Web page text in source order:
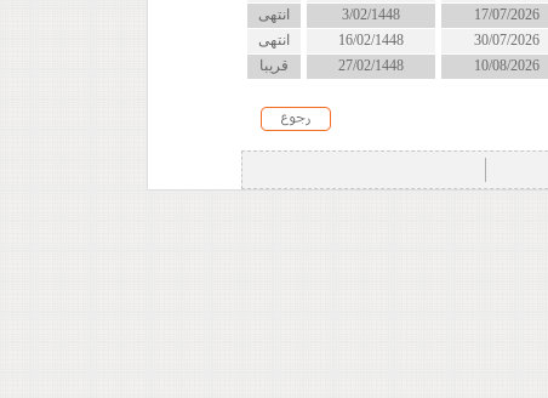
17/07/2026
30/07/2026
10/08/2026
3/02/1448
16/02/1448
27/02/1448
انتهى
انتهى
قريبا